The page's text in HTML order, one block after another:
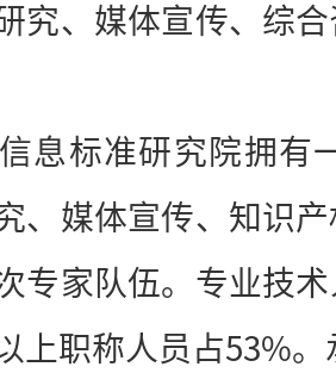
究、媒体宣传、综
息标准研究院拥有
、媒体宣传、知识
专家队伍。专业技
上职称人员占53%